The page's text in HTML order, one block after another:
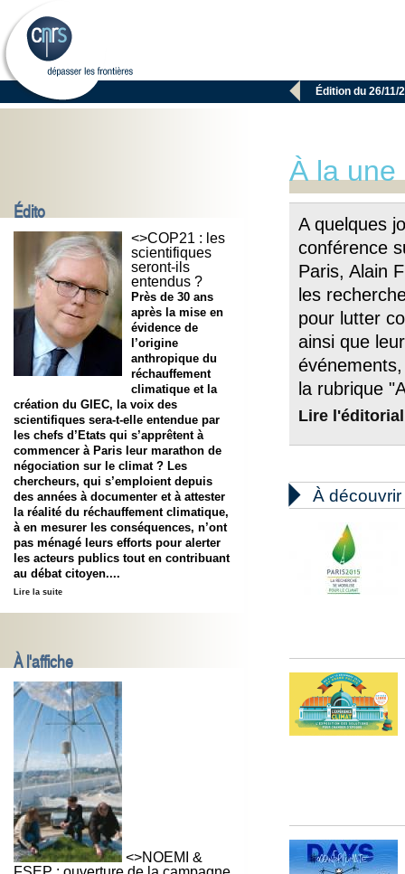
 Édition du 26/11/
Édito
<>COP21 : les
scientifiques
seront-ils
entendus ?
Près de 30 ans
après la mise en
évidence de
l’origine
anthropique du
réchauffement
climatique et la
création du GIEC, la voix des
scientifiques sera-t-elle entendue par
les chefs d’Etats qui s’apprêtent à
commencer à Paris leur marathon de
négociation sur le climat ? Les
chercheurs, qui s’emploient depuis
des années à documenter et à attester
la réalité du réchauffement climatique,
à en mesurer les conséquences, n’ont
pas ménagé leurs efforts pour alerter
les acteurs publics tout en contribuant
au débat citoyen....
Lire la suite
À l'affiche
<>NOEMI &
À la une
A quelques
conférence
Paris, Alain
les
pour lutter
ainsi que
la rubrique
Lire l'éditorial
 À découvrir